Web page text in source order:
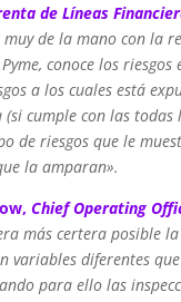
de Líneas
de la mano con la
conoce los
a los cuales está
cumple con las
de riesgos que le
la amparan».
Chief Operating
más certera posible
variables diferentes
para ello las